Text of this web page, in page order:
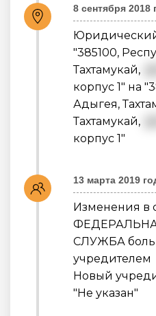
8 сентября 2018
"385100,
Тахтамукай,
корпус 1" на
Адыгея,
Тахтамукай,
корпус 1"
13 марта 2019
Изменения в
СЛУЖБА
учредителем
Новый
"Не указан"